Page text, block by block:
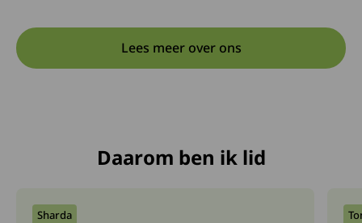
Lees meer over ons
Daarom ben ik lid
Sharda